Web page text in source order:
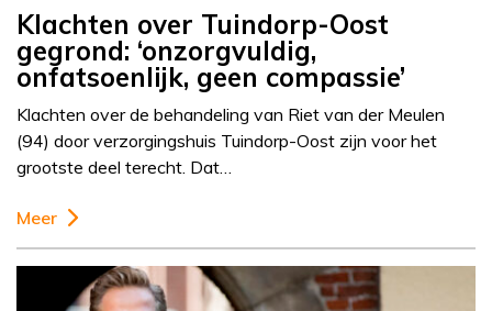
Klachten over Tuindorp-Oost
gegrond: ‘onzorgvuldig,
onfatsoenlijk, geen compassie’
Klachten over de behandeling van Riet van der Meulen
(94) door verzorgingshuis Tuindorp-Oost zijn voor het
grootste deel terecht. Dat…
Meer